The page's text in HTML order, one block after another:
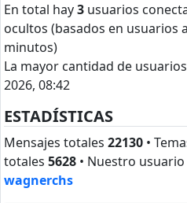
En total hay3 usuarios
ocultos (basados en usuarios
minutos)
La mayor cantidad de
2026, 08:42
ESTADÍSTICAS
Mensajes totales 22130 •
totales 5628 • Nuestro
wagnerchs